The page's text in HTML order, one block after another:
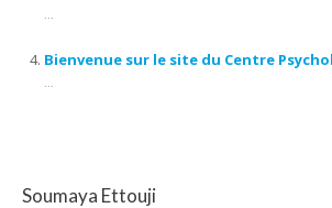
...
Bienvenue sur le site du Centre
...
Soumaya Ettouji